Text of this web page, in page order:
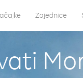
Zajednice